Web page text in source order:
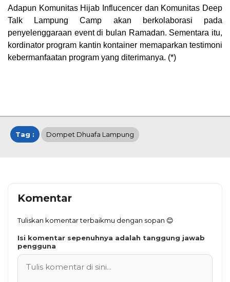
Adapun Komunitas Hijab Influcencer dan Komunitas Deep
Talk Lampung Camp akan berkolaborasi pada
penyelenggaraan event di bulan Ramadan. Sementara itu,
kordinator program kantin kontainer memaparkan testimoni
kebermanfaatan program yang diterimanya. (*)
Tag : Dompet Dhuafa Lampung
Komentar
Tuliskan komentar terbaikmu dengan sopan 😊
Isi komentar sepenuhnya adalah tanggung jawab
pengguna